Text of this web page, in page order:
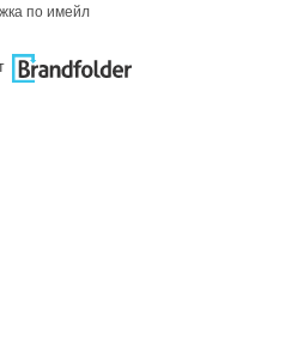
по имейл